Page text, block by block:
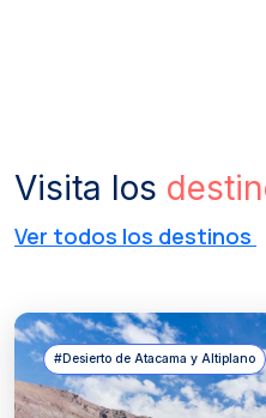
Visita los
Ver todos los destinos
#Desierto de Atacama y Altiplano